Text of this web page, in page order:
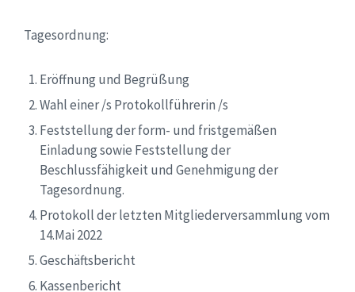
Tagesordnung:
Eröffnung und Begrüßung
Wahl einer /s Protokollführerin /s
Feststellung der form- und fristgemäßen
Einladung sowie Feststellung der
Beschlussfähigkeit und Genehmigung der
Tagesordnung.
Protokoll der letzten Mitgliederversammlung vom
14.Mai 2022
Geschäftsbericht
Kassenbericht